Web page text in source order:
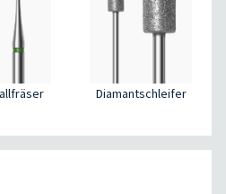
Diamantschleifer